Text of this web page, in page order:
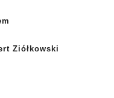
Ziółkowski